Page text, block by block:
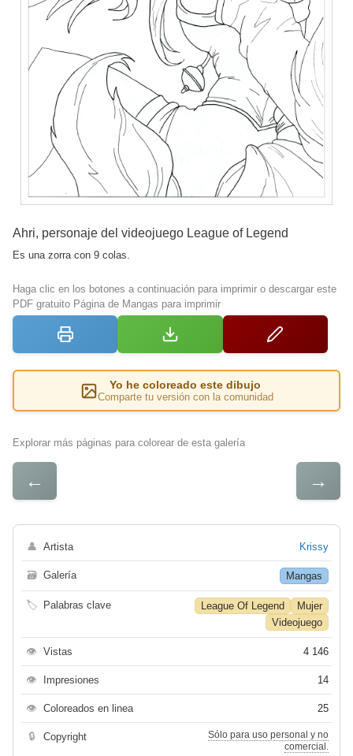
Ahri, personaje del videojuego League of Legend
Es una zorra con 9 colas.
Haga clic en los botones a continuación para imprimir o descargar este
PDF gratuito Página de Mangas para imprimir
Yo he coloreado este dibujo
Comparte tu versión con la comunidad
Explorar más páginas para colorear de esta galería
← →
👤 Artista Krissy
🗃 Galería Mangas
🏷 Palabras clave League Of Legend
Mujer
Videojuego
👁 Vistas 4 146
👁 Impresiones 14
👁 Coloreados en linea 25
🔒 Copyright
Sólo para uso personal y no
comercial.